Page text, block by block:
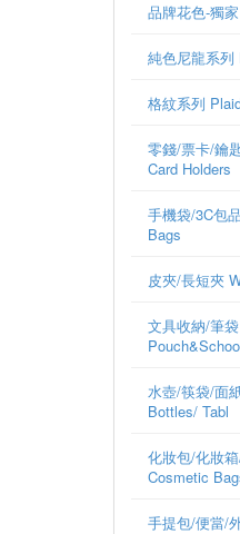
品牌花色-獨
純色尼龍系列
格紋系列
零錢/票卡/鑰
Card Holders
手機袋/3C包
Bags
皮夾/長短夾
文具收納/筆
水壺/筷袋/面
Bottles/ Tabl
化妝包/化妝
Cosmetic
手提包/便當/